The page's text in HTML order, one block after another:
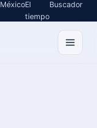
MéxicoEl
tiempo
Buscador